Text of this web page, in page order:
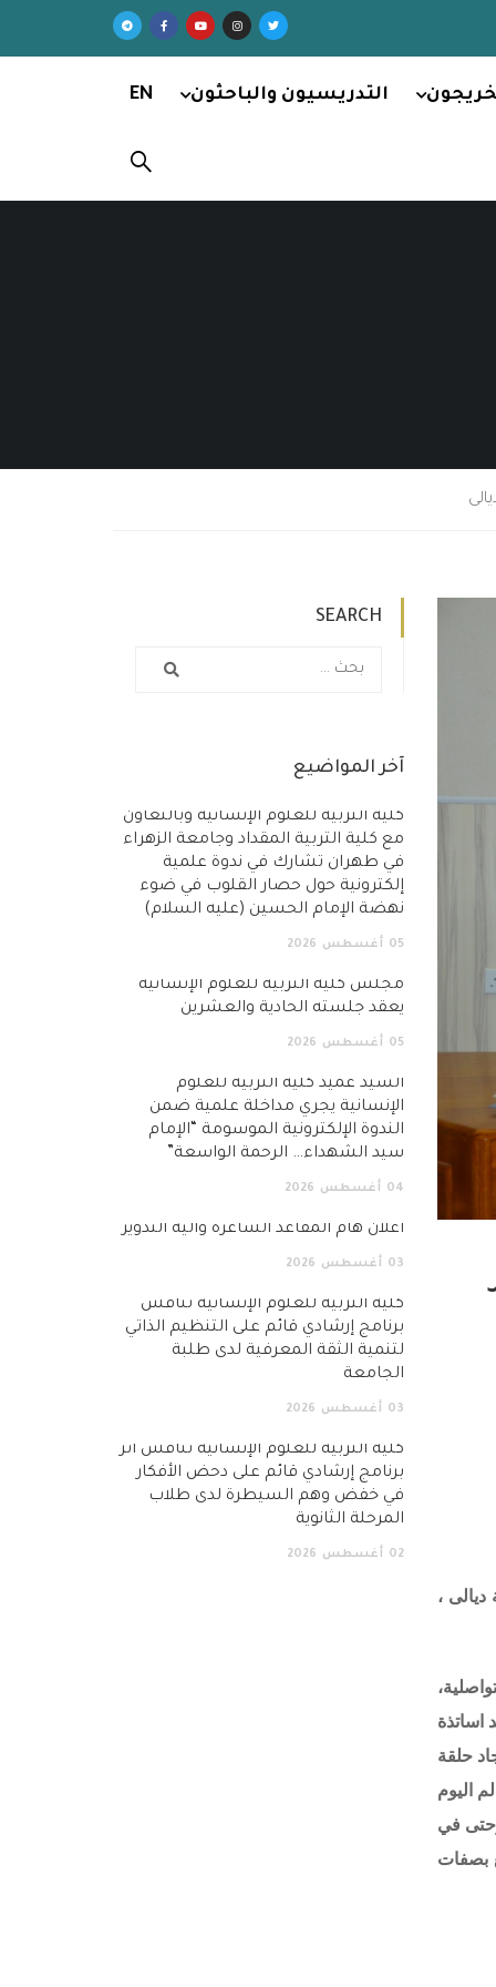
التدريسيون والباحثون EN
ديالى ،
اساتذة
حلقة
اليوم
في
بصفات
SEARCH
آخر المواضيع
كلية التربية للعلوم الإنسانية وبالتعاون
مع كلية التربية المقداد وجامعة الزهراء
في طهران تشارك في ندوة علمية
إلكترونية حول حصار القلوب في ضوء
نهضة الإمام الحسين (عليه السلام)
05 أغسطس 2026
مجلس كلية التربية للعلوم الإنسانية
يعقد جلسته الحادية والعشرين
05 أغسطس 2026
السيد عميد كلية التربية للعلوم
الإنسانية يجري مداخلة علمية ضمن
الندوة الإلكترونية الموسومة “الإمام
سيد الشهداء… الرحمة الواسعة”
04 أغسطس 2026
اعلان هام المقاعد الشاغرة وآلية التدوير
03 أغسطس 2026
كلية التربية للعلوم الإنسانية تناقش
برنامج إرشادي قائم على التنظيم الذاتي
لتنمية الثقة المعرفية لدى طلبة
الجامعة
03 أغسطس 2026
كلية التربية للعلوم الإنسانية تناقش أثر
برنامج إرشادي قائم على دحض الأفكار
في خفض وهم السيطرة لدى طلاب
المرحلة الثانوية
02 أغسطس 2026